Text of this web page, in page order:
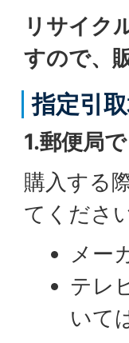
リサイク
すので、
指定引
1.郵便局
購入する
てください
メー
テレ
いて